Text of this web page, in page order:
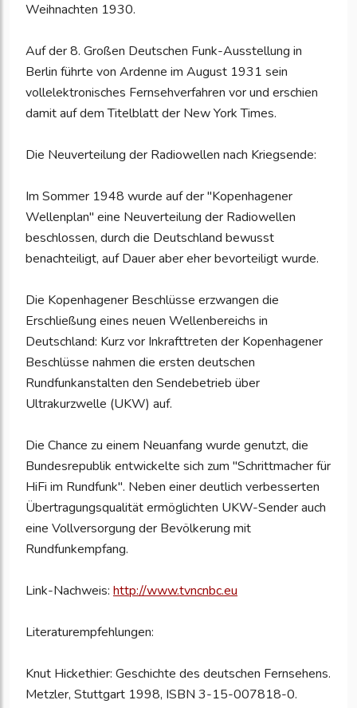
Weihnachten 1930.
Auf der 8. Großen Deutschen Funk-Ausstellung in
Berlin führte von Ardenne im August 1931 sein
vollelektronisches Fernsehverfahren vor und erschien
damit auf dem Titelblatt der New York Times.
Die Neuverteilung der Radiowellen nach Kriegsende:
Im Sommer 1948 wurde auf der "Kopenhagener
Wellenplan" eine Neuverteilung der Radiowellen
beschlossen, durch die Deutschland bewusst
benachteiligt, auf Dauer aber eher bevorteiligt wurde.
Die Kopenhagener Beschlüsse erzwangen die
Erschließung eines neuen Wellenbereichs in
Deutschland: Kurz vor Inkrafttreten der Kopenhagener
Beschlüsse nahmen die ersten deutschen
Rundfunkanstalten den Sendebetrieb über
Ultrakurzwelle (UKW) auf.
Die Chance zu einem Neuanfang wurde genutzt, die
Bundesrepublik entwickelte sich zum "Schrittmacher für
HiFi im Rundfunk". Neben einer deutlich verbesserten
Übertragungsqualität ermöglichten UKW-Sender auch
eine Vollversorgung der Bevölkerung mit
Rundfunkempfang.
Link-Nachweis: http://www.tvncnbc.eu
Literaturempfehlungen:
Knut Hickethier: Geschichte des deutschen Fernsehens.
Metzler, Stuttgart 1998, ISBN 3-15-007818-0.